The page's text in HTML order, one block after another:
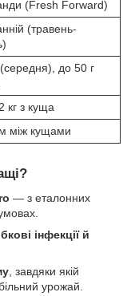
(Fresh Forward)
(травень-
до 50 г
кг з куща
між кущами
— з еталонних
інфекції й
, завдяки якій
урожай.